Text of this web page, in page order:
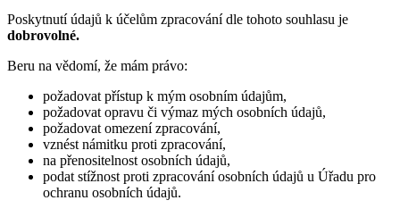
Poskytnutí údajů k účelům zpracování dle tohoto souhlasu je
dobrovolné.
Beru na vědomí, že mám právo:
požadovat přístup k mým osobním údajům,
požadovat opravu či výmaz mých osobních údajů,
požadovat omezení zpracování,
vznést námitku proti zpracování,
na přenositelnost osobních údajů,
podat stížnost proti zpracování osobních údajů u Úřadu pro
ochranu osobních údajů.